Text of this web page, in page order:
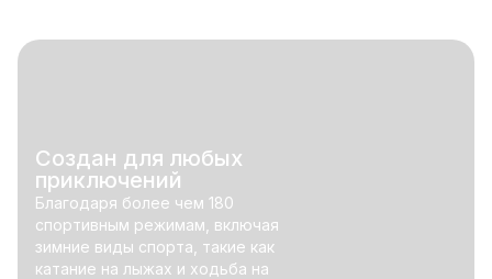
Создан для любых
приключений
Благодаря более чем 180
спортивным режимам, включая
зимние виды спорта, такие как
катание на лыжах и ходьба на